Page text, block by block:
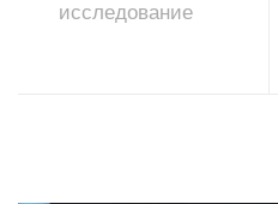
исследование